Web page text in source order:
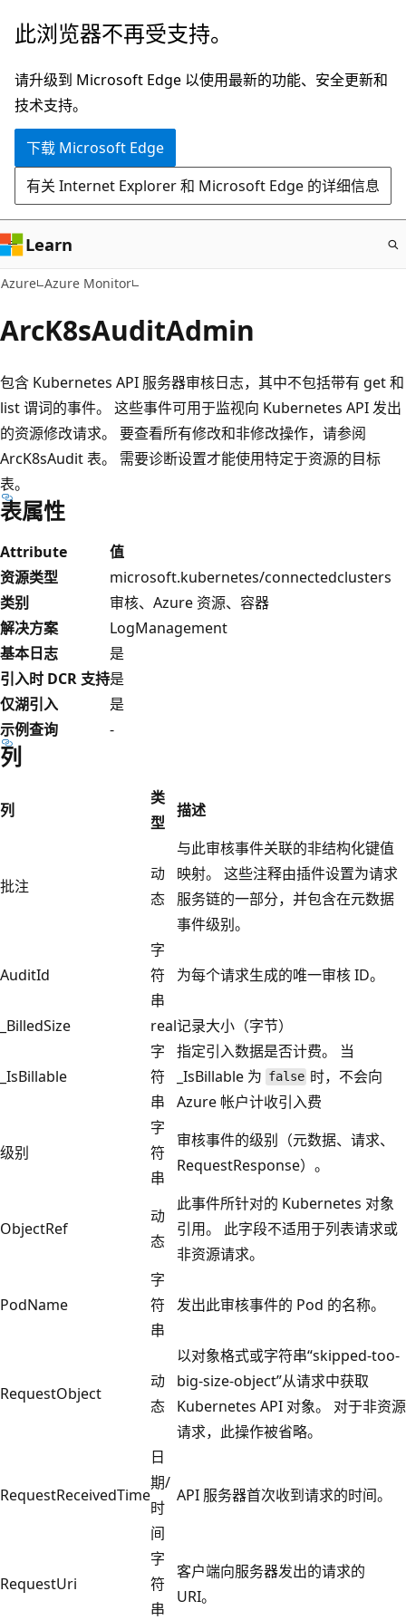
跳
主
要
内
此浏览器不再受支持。
请升级到 Microsoft Edge 以使用最新的功能、安全更新和
技术支持。
下载 Microsoft Edge
有关 Internet Explorer 和 Microsoft Edge 的详细信息
Learn
Azure Azure Monitor
ArcK8sAuditAdmin
包含 Kubernetes API 服务器审核日志，其中不包括带有 get 和
list 谓词的事件。 这些事件可用于监视向 Kubernetes API 发出
的资源修改请求。 要查看所有修改和非修改操作，请参阅
ArcK8sAudit 表。 需要诊断设置才能使用特定于资源的目标
表。
表属性
Attribute
值
资源类型
microsoft.kubernetes/connectedclusters
类别
审核、Azure 资源、容器
解决方案
LogManagement
基本日志
是
引入时 DCR 支持是
仅湖引入
是
示例查询
-
列
列
类
型
描述
批注
动
态
与此审核事件关联的非结构化键值
映射。 这些注释由插件设置为请求
服务链的一部分，并包含在元数据
事件级别。
AuditId
字
符
串
为每个请求生成的唯一审核 ID。
_BilledSize real记录大小（字节）
_IsBillable
字
符
串
指定引入数据是否计费。 当
_IsBillable 为 false 时，不会向
Azure 帐户计收引入费
级别
字
符
串
审核事件的级别（元数据、请求、
RequestResponse）。
ObjectRef
动
态
此事件所针对的 Kubernetes 对象
引用。 此字段不适用于列表请求或
非资源请求。
PodName
字
符
串
发出此审核事件的 Pod 的名称。
RequestObject
动
态
以对象格式或字符串“skipped-too-
big-size-object”从请求中获取
Kubernetes API 对象。 对于非资源
请求，此操作被省略。
RequestReceivedTime
日
期/
时
间
API 服务器首次收到请求的时间。
RequestUri
字
符
串
客户端向服务器发出的请求的
URI。